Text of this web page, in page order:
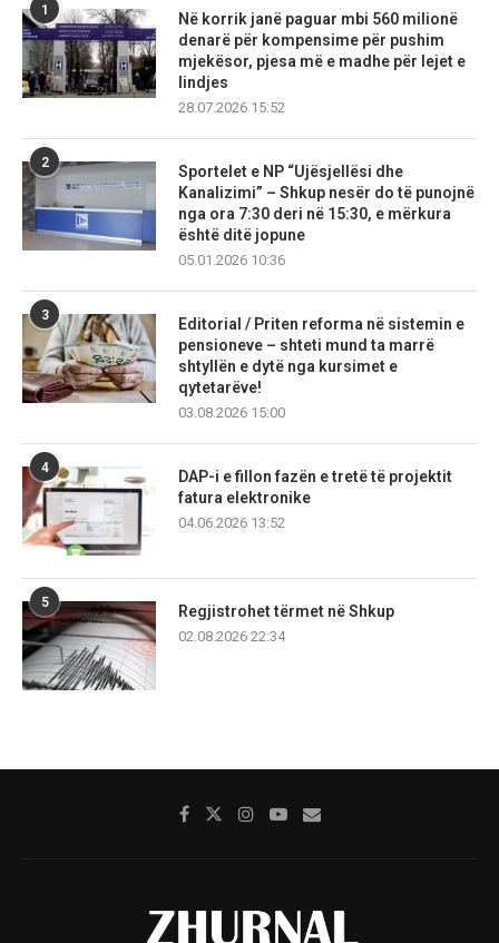
1
Në korrik janë paguar mbi 560 milionë
denarë për kompensime për pushim
mjekësor, pjesa më e madhe për lejet e
lindjes
28.07.2026 15:52
2
Sportelet e NP “Ujësjellësi dhe
Kanalizimi” – Shkup nesër do të punojnë
nga ora 7:30 deri në 15:30, e mërkura
është ditë jopune
05.01.2026 10:36
3
Editorial / Priten reforma në sistemin e
pensioneve – shteti mund ta marrë
shtyllën e dytë nga kursimet e
qytetarëve!
03.08.2026 15:00
4
DAP-i e fillon fazën e tretë të projektit
fatura elektronike
04.06.2026 13:52
5
Regjistrohet tërmet në Shkup
02.08.2026 22:34